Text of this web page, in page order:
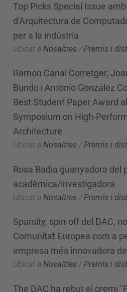
Top Picks Special Issue
d'Arquitectura de
per a la indústria
Ubicat a Nosaltres / Premis i
Ramon Canal Corretger,
Bundo i Antonio González
Best Student Paper Award
Symposium on High-
Architecture
Ubicat a Nosaltres /Premis i
Rosa Badia guanyadora del
acadèmica/investigadora
Ubicat a Nosaltres / Premis i
Sparsity, spin-off del DAC,
Comunitat Europea com a
empresa més innovadora
Ubicat a Nosaltres /Premis i
The DAC ha rebut el premi